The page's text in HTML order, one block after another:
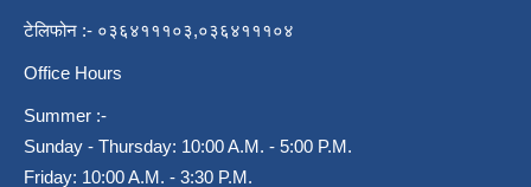
टेलिफोन :- ०३६४१११०३,०३६४१११०४
Office Hours
Summer :-
Sunday - Thursday: 10:00 A.M. - 5:00 P.M.
Friday: 10:00 A.M. - 3:30 P.M.